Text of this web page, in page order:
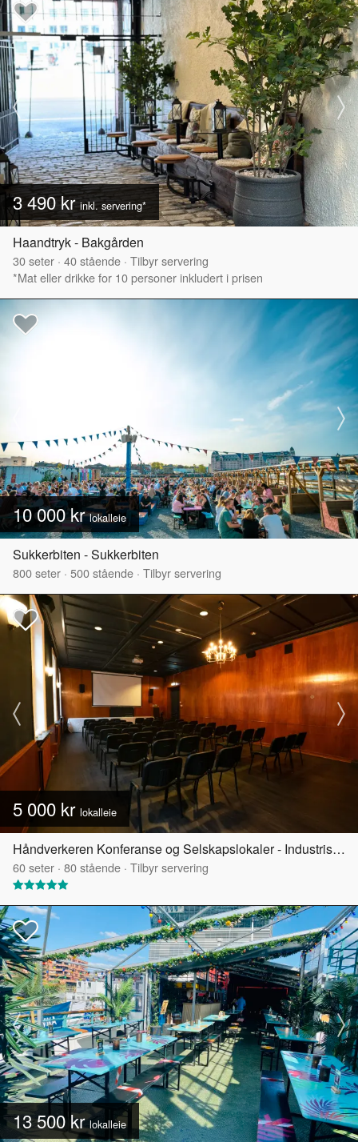
3 490 krinkl. servering*
Haandtryk - Bakgården
30seter · 40stående · Tilbyr servering
*Mat eller drikke for 10 personer inkludert i prisen
10 000 krlokalleie
Sukkerbiten - Sukkerbiten
800seter · 500stående · Tilbyr servering
5 000 kr lokalleie
Håndverkeren Konferanse og Selskapslokaler - Industrisalen
60seter · 80stående · Tilbyr servering
13 500 krlokalleie